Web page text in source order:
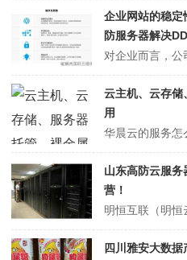
企业网站的稳定
防服务器解决
云主机、云存储
用
山东高防云服
营！
四川雅安大数